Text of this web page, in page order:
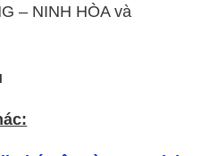
– NINH HÒA và